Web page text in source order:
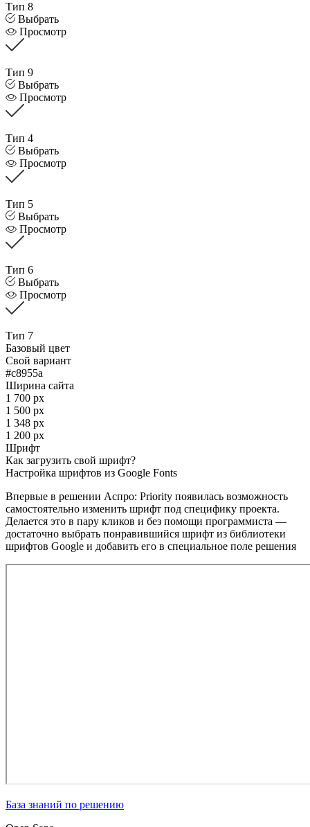
Тип 8
Выбрать
Просмотр
Тип 9
Выбрать
Просмотр
Тип 4
Выбрать
Просмотр
Тип 5
Выбрать
Просмотр
Тип 6
Выбрать
Просмотр
Тип 7
Базовый цвет
Свой вариант
#c8955a
Ширина сайта
1 700 px
1 500 px
1 348 px
1 200 px
Шрифт
Как загрузить свой шрифт?
Настройка шрифтов из Google Fonts
Впервые в решении Аспро: Priority появилась возможность
самостоятельно изменить шрифт под специфику проекта.
Делается это в пару кликов и без помощи программиста —
достаточно выбрать понравившийся шрифт из библиотеки
шрифтов Google и добавить его в специальное поле решения
База знаний по решению